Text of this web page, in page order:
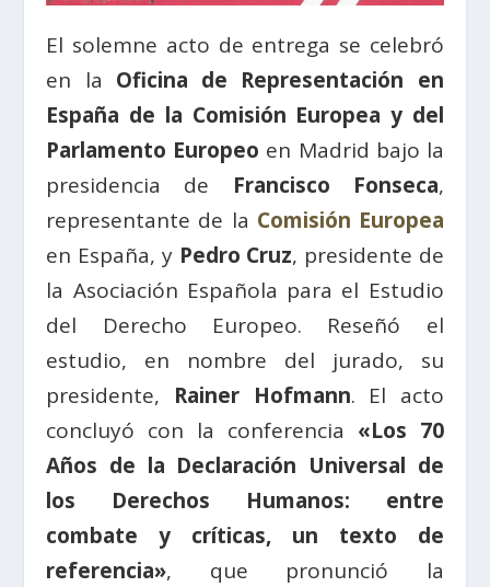
El solemne acto de entrega se celebró
en la Oficina de Representación en
España de la Comisión Europea y del
Parlamento Europeo en Madrid bajo la
presidencia de Francisco Fonseca,
representante de la Comisión Europea
en España, y Pedro Cruz, presidente de
la Asociación Española para el Estudio
del Derecho Europeo. Reseñó el
estudio, en nombre del jurado, su
presidente, Rainer Hofmann. El acto
concluyó con la conferencia «Los 70
Años de la Declaración Universal de
los Derechos Humanos: entre
combate y críticas, un texto de
referencia», que pronunció la